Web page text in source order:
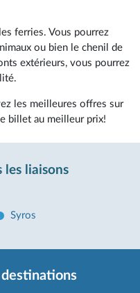
ferries. Vous pourrez
ou bien le chenil de
extérieurs, vous pourrez
les meilleures offres sur
billet au meilleur prix!
les liaisons
Syros